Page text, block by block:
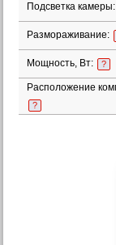
Подсветка камеры:
Размораживание:
Мощность, Вт: ?
Расположение
?